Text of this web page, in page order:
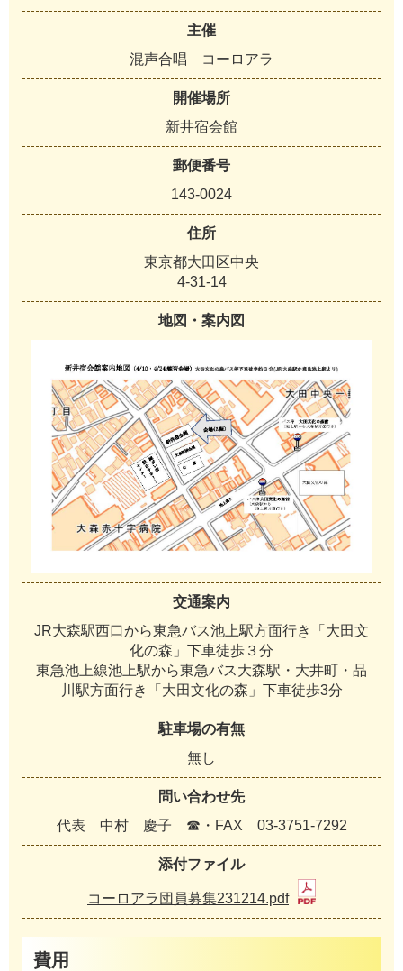
主催
混声合唱 コーロアラ
開催場所
新井宿会館
郵便番号
143-0024
住所
東京都大田区中央
4-31-14
地図・案内図
交通案内
JR大森駅西口から東急バス池上駅方面行き「大田文
化の森」下車徒歩３分
東急池上線池上駅から東急バス大森駅・大井町・品
川駅方面行き「大田文化の森」下車徒歩3分
駐車場の有無
無し
問い合わせ先
代表 中村 慶子 ☎・FAX 03-3751-7292
添付ファイル
コーロアラ団員募集231214.pdf
費用